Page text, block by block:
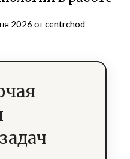
2026 отcentrchod